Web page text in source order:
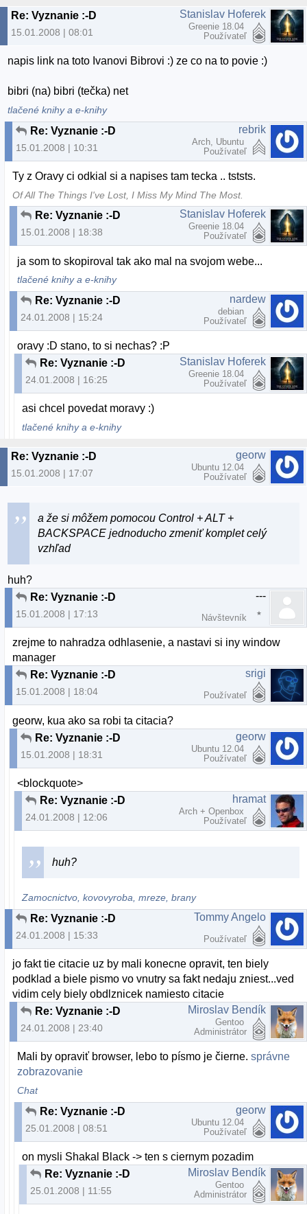
Re: Vyznanie :-D
15.01.2008 | 08:01
Stanislav Hoferek
Greenie 18.04
Používateľ
napis link na toto Ivanovi Bibrovi :) ze co na to povie :)
bibri (na) bibri (tečka) net
tlačené knihy a e-knihy
Re: Vyznanie :-D
15.01.2008 | 10:31
rebrik
Arch, Ubuntu
Používateľ
Ty z Oravy ci odkial si a napises tam tecka .. tststs.
Of All The Things I've Lost, I Miss My Mind The Most.
Re: Vyznanie :-D
15.01.2008 | 18:38
Stanislav Hoferek
Greenie 18.04
Používateľ
ja som to skopiroval tak ako mal na svojom webe...
tlačené knihy a e-knihy
Re: Vyznanie :-D
24.01.2008 | 15:24
nardew
debian
Používateľ
oravy :D stano, to si nechas? :P
Re: Vyznanie :-D
24.01.2008 | 16:25
Stanislav Hoferek
Greenie 18.04
Používateľ
asi chcel povedat moravy :)
tlačené knihy a e-knihy
Re: Vyznanie :-D
15.01.2008 | 17:07
georw
Ubuntu 12.04
Používateľ
a že si môžem pomocou Control + ALT +
BACKSPACE jednoducho zmeniť komplet celý
vzhľad
huh?
Re: Vyznanie :-D
15.01.2008 | 17:13
---
Návštevník
zrejme to nahradza odhlasenie, a nastavi si iny window
manager
Re: Vyznanie :-D
15.01.2008 | 18:04
srigi
Používateľ
georw, kua ako sa robi ta citacia?
Re: Vyznanie :-D
15.01.2008 | 18:31
georw
Ubuntu 12.04
Používateľ
<blockquote>
Re: Vyznanie :-D
24.01.2008 | 12:06
hramat
Arch + Openbox
Používateľ
huh?
Zamocnictvo, kovovyroba, mreze, brany
Re: Vyznanie :-D
24.01.2008 | 15:33
Tommy Angelo
Používateľ
jo fakt tie citacie uz by mali konecne opravit, ten biely
podklad a biele pismo vo vnutry sa fakt nedaju zniest...ved
vidim cely biely obdlznicek namiesto citacie
Re: Vyznanie :-D
24.01.2008 | 23:40
Miroslav Bendík
Gentoo
Administrátor
Mali by opraviť browser, lebo to písmo je čierne.správne
zobrazovanie
Chat
Re: Vyznanie :-D
25.01.2008 | 08:51
georw
Ubuntu 12.04
Používateľ
on mysli Shakal Black -> ten s ciernym pozadim
Re: Vyznanie :-D
25.01.2008 | 11:55
Miroslav Bendík
Gentoo
Administrátor